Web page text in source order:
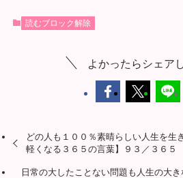
読むブロック解除
よかったらシェア
どの人も１００％素晴らしい人生を生
軽くなる３６５の言葉】９３／３６５
日常の大したことない問題も人生の大